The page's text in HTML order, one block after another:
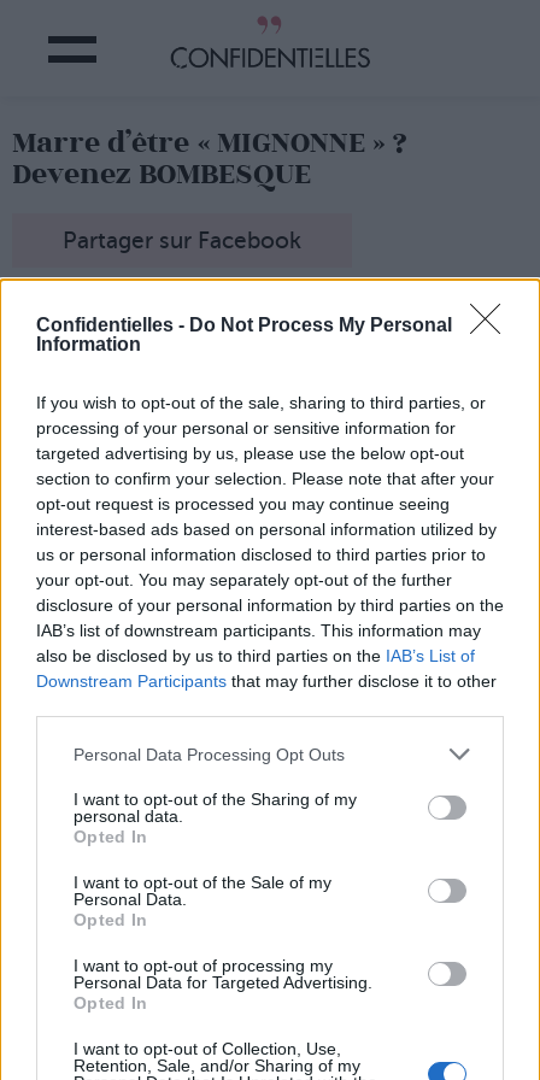
Confidentielles - Do Not Process My Personal
Information
If you wish to opt-out of the sale, sharing to third parties, or
processing of your personal or sensitive information for
targeted advertising by us, please use the below opt-out
section to confirm your selection. Please note that after your
opt-out request is processed you may continue seeing
interest-based ads based on personal information utilized by
us or personal information disclosed to third parties prior to
your opt-out. You may separately opt-out of the further
disclosure of your personal information by third parties on the
IAB’s list of downstream participants. This information may
also be disclosed by us to third parties on the IAB’s List of
Downstream Participants that may further disclose it to other
Personal Data Processing Opt Outs
I want to opt-out of the Sharing of my
personal data.
Opted In
I want to opt-out of the Sale of my
Personal Data.
Opted In
I want to opt-out of processing my
Personal Data for Targeted Advertising.
Opted In
I want to opt-out of Collection, Use,
Retention, Sale, and/or Sharing of my
Marre d’être « MIGNONNE » ?
Devenez BOMBESQUE
Partager sur Facebook
3. Le style
l’habitude de porter du jaune, mélangé avec de l’orange,
le tout arrosé de rose… Vous passerez plus pour une
gentille fofolle rigolote que pour une belle plante canon…
couleurs sombres comme bon basique et on trouve la